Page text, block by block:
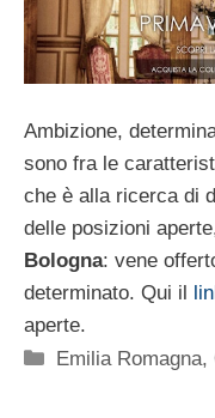
Ambizione,
sono fra le
che è alla ricerca di
delle posizioni
Bologna: vene
determinato. Qui il
aperte.
Categorie
Emilia Romagna,